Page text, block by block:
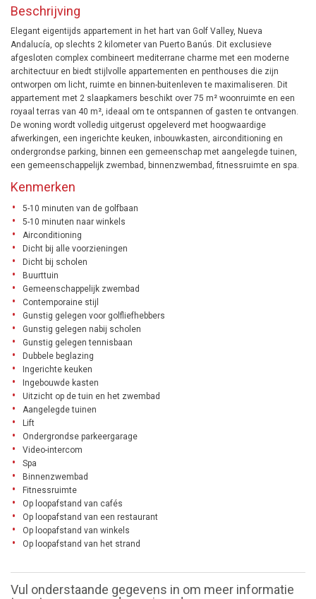
Beschrijving
Elegant eigentijds appartement in het hart van Golf Valley, Nueva
Andalucía, op slechts 2 kilometer van Puerto Banús. Dit exclusieve
afgesloten complex combineert mediterrane charme met een moderne
architectuur en biedt stijlvolle appartementen en penthouses die zijn
ontworpen om licht, ruimte en binnen-buitenleven te maximaliseren. Dit
appartement met 2 slaapkamers beschikt over 75 m² woonruimte en een
royaal terras van 40 m², ideaal om te ontspannen of gasten te ontvangen.
De woning wordt volledig uitgerust opgeleverd met hoogwaardige
afwerkingen, een ingerichte keuken, inbouwkasten, airconditioning en
ondergrondse parking, binnen een gemeenschap met aangelegde tuinen,
een gemeenschappelijk zwembad, binnenzwembad, fitnessruimte en spa.
Kenmerken
5-10 minuten van de golfbaan
5-10 minuten naar winkels
Airconditioning
Dicht bij alle voorzieningen
Dicht bij scholen
Buurttuin
Gemeenschappelijk zwembad
Contemporaine stijl
Gunstig gelegen voor golfliefhebbers
Gunstig gelegen nabij scholen
Gunstig gelegen tennisbaan
Dubbele beglazing
Ingerichte keuken
Ingebouwde kasten
Uitzicht op de tuin en het zwembad
Aangelegde tuinen
Lift
Ondergrondse parkeergarage
Video-intercom
Spa
Binnenzwembad
Fitnessruimte
Op loopafstand van cafés
Op loopafstand van een restaurant
Op loopafstand van winkels
Op loopafstand van het strand
Vul onderstaande gegevens in om meer informatie